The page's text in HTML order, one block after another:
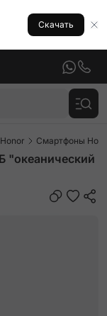
Скачать
Смартфоны
"океанический